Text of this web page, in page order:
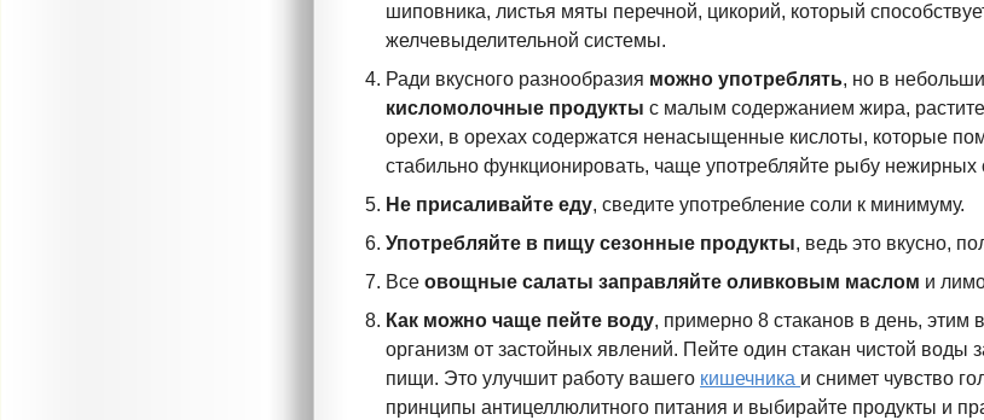
шиповника, листья мяты перечной, цикорий, который
желчевыделительной системы.
Ради вкусного разнообразия можно употреблять, но в
кисломолочные продукты с малым содержанием жира,
орехи, в орехах содержатся ненасыщенные кислоты, которые
стабильно функционировать, чаще употребляйте рыбу нежирных
Не присаливайте еду, сведите употребление соли к минимуму.
Употребляйте в пищу сезонные продукты, ведь это вкусно,
Всеовощные салаты заправляйте оливковым маслом и
Как можно чаще пейте воду, примерно 8 стаканов в день, этим
организм от застойных явлений. Пейте один стакан чистой воды
пищи. Это улучшит работу вашего кишечника и снимет чувство
принципы антицеллюлитного питания и выбирайте продукты и